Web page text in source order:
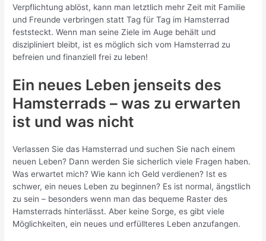
Verpflichtung ablöst, kann man letztlich mehr Zeit mit Familie
und Freunde verbringen statt Tag für Tag im Hamsterrad
feststeckt. Wenn man seine Ziele im Auge behält und
diszipliniert bleibt, ist es möglich sich vom Hamsterrad zu
befreien und finanziell frei zu leben!
Ein neues Leben jenseits des
Hamsterrads – was zu erwarten
ist und was nicht
Verlassen Sie das Hamsterrad und suchen Sie nach einem
neuen Leben? Dann werden Sie sicherlich viele Fragen haben.
Was erwartet mich? Wie kann ich Geld verdienen? Ist es
schwer, ein neues Leben zu beginnen? Es ist normal, ängstlich
zu sein – besonders wenn man das bequeme Raster des
Hamsterrads hinterlässt. Aber keine Sorge, es gibt viele
Möglichkeiten, ein neues und erfüllteres Leben anzufangen.